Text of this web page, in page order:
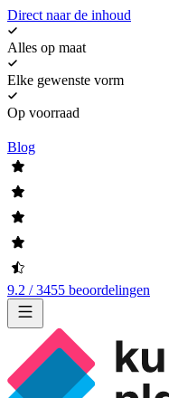
Direct naar de inhoud
Alles op maat
Elke gewenste vorm
Op voorraad
Blog
9.2 / 3455 beoordelingen